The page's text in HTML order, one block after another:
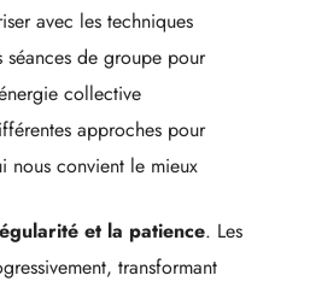
avec les techniques
séances de groupe pour
collective
approches pour
nous convient le mieux
et la patience. Les
transformant